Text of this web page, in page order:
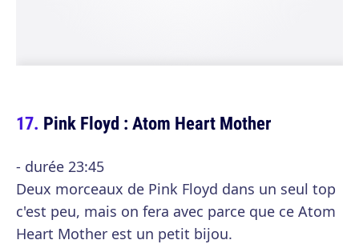
Pink Floyd : Atom Heart Mother
- durée 23:45
Deux morceaux de Pink Floyd dans un seul top
c'est peu, mais on fera avec parce que ce Atom
Heart Mother est un petit bijou.